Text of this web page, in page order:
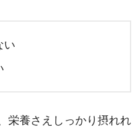
い
栄養さえしっかり摂れれ